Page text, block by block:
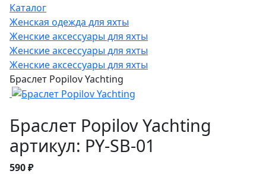
Каталог
Женская одежда для яхты
Женские аксессуары для яхты
Женские аксессуары для яхты
Женские аксессуары для яхты
Браслет Popilov Yachting
Браслет Popilov Yachting
артикул: PY-SB-01
590 ₽